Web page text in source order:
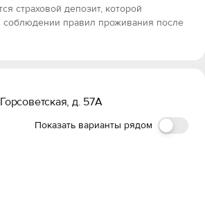
страховой депозит, которой
соблюдении правил проживания после
д. 57А
Показать варианты рядом